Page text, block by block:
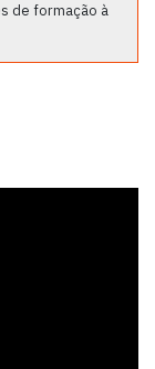
de formação à